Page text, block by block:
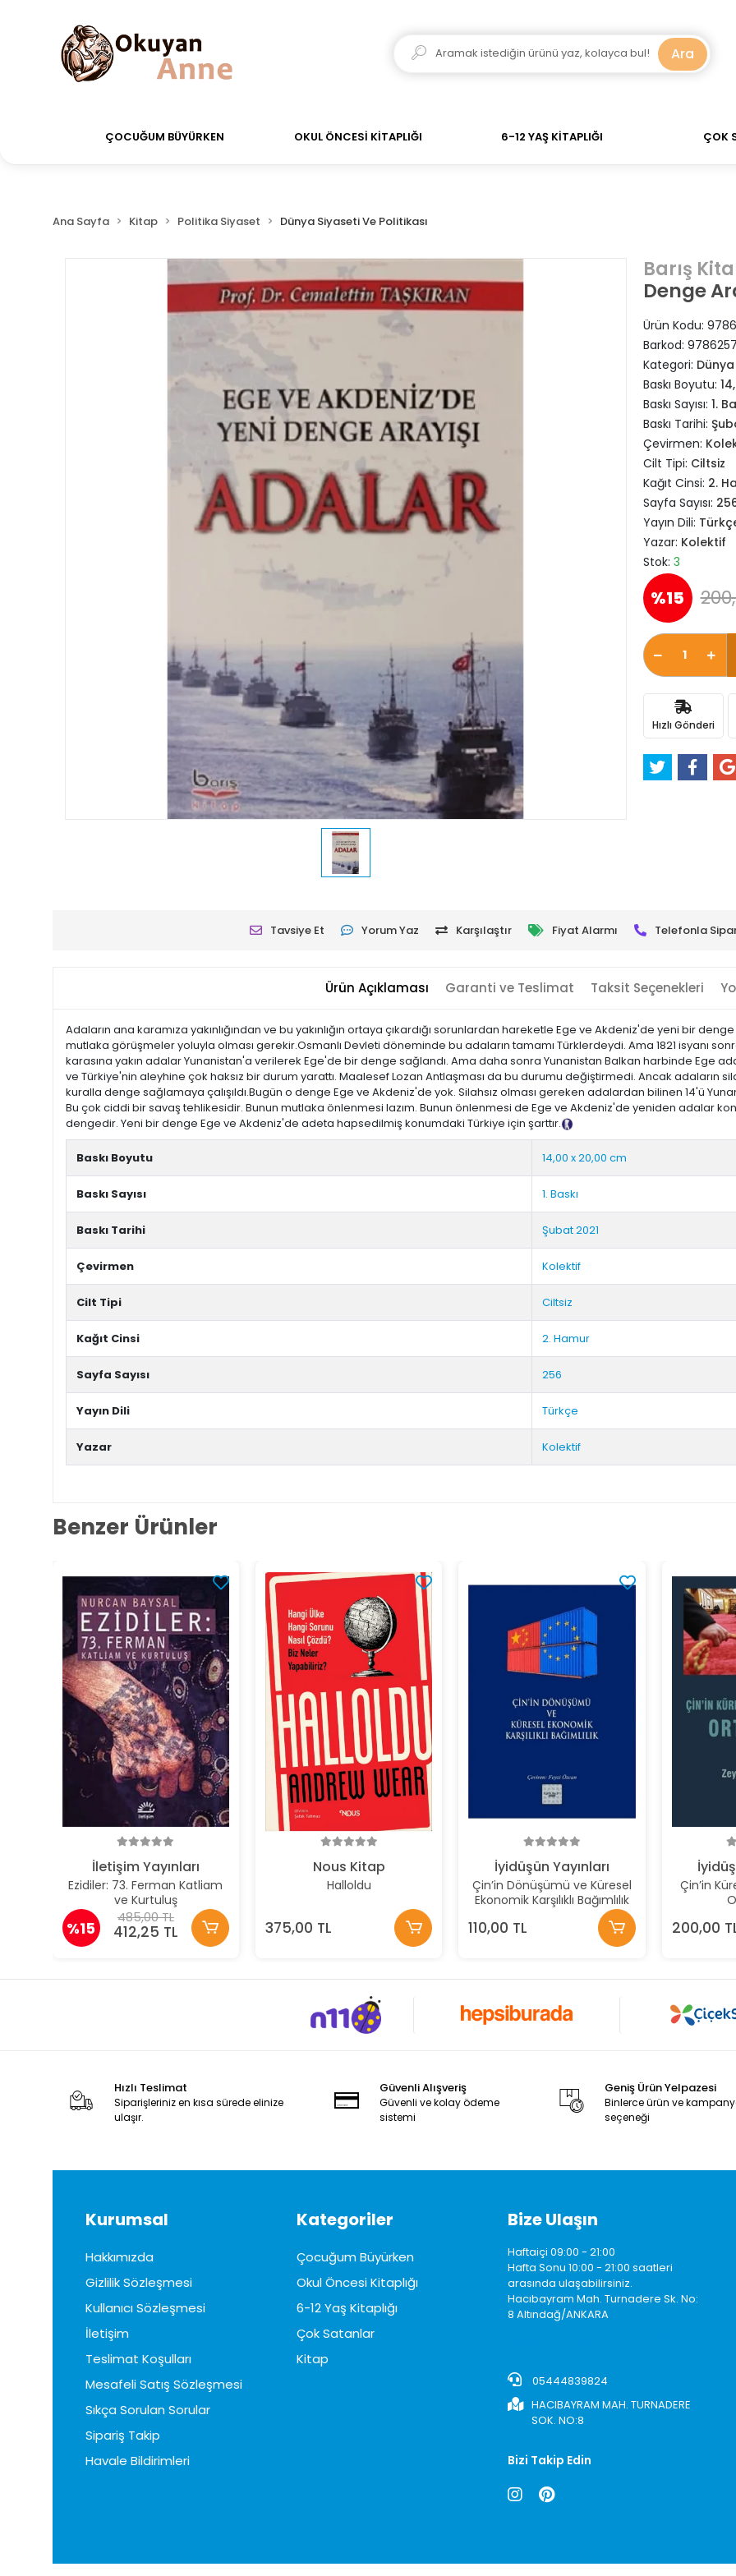
siparişler Aynı Gün Kargo! Saat 11:00'a kadar verdiğiniz siparişler Aynı Gün Kargo! 700 TL
Ara
ÇOCUĞUM BÜYÜRKEN OKUL ÖNCESİ KİTAPLIĞI 6-12 YAŞ KİTAPLIĞI ÇOK
Ana Sayfa Kitap Politika Siyaset Dünya Siyaseti Ve Politikası
Barış
Denge
Ürün Kodu:
Barkod:
Kategori:
Baskı Boyutu:
Baskı Sayısı: 1.
Baskı Tarihi:
Çevirmen:
Cilt Tipi: Ciltsiz
Kağıt Cinsi: 2.
Sayfa Sayısı:
Yayın Dili:
Yazar: Kolektif
Stok: 3
%15
Hızlı Gönderi
Tavsiye Et Yorum Yaz Karşılaştır Fiyat Alarmı Telefonla
Ürün Açıklaması Garanti ve Teslimat Taksit Seçenekleri
Adaların ana karamıza yakınlığından ve bu yakınlığın ortaya çıkardığı sorunlardan hareketle Ege ve Akdeniz'de yeni bir
mutlaka görüşmeler yoluyla olması gerekir.Osmanlı Devleti döneminde bu adaların tamamı Türklerdeydi. Ama 1821 isyanı
karasına yakın adalar Yunanistan'a verilerek Ege'de bir denge sağlandı. Ama daha sonra Yunanistan Balkan harbinde Ege
ve Türkiye'nin aleyhine çok haksız bir durum yarattı. Maalesef Lozan Antlaşması da bu durumu değiştirmedi. Ancak adaların
kuralla denge sağlamaya çalışıldı.Bugün o denge Ege ve Akdeniz'de yok. Silahsız olması gereken adalardan bilinen 14'ü
Bu çok ciddi bir savaş tehlikesidir. Bunun mutlaka önlenmesi lazım. Bunun önlenmesi de Ege ve Akdeniz'de yeniden adalar
dengedir. Yeni bir denge Ege ve Akdeniz'de adeta hapsedilmiş konumdaki Türkiye için şarttır.
Tanıtım Metni
Baskı Boyutu 14,00 x 20,00 cm
Baskı Sayısı 1. Baskı
Baskı Tarihi Şubat 2021
Çevirmen Kolektif
Cilt Tipi Ciltsiz
Kağıt Cinsi 2. Hamur
Sayfa Sayısı 256
Yayın Dili Türkçe
Yazar Kolektif
Benzer Ürünler
İletişim Yayınları
Ezidiler: 73. Ferman Katliam
ve Kurtuluş
%15
485,00 TL
412,25 TL
Nous Kitap
Halloldu
375,00 TL
İyidüşün Yayınları
Çin’in Dönüşümü ve Küresel
Ekonomik Karşılıklı Bağımlılık
110,00 TL
Çin’in
200,00
Hızlı Teslimat
Siparişleriniz en kısa sürede elinize
ulaşır.
Güvenli Alışveriş
Güvenli ve kolay ödeme
sistemi
Geniş Ürün Yelpazesi
Binlerce ürün ve
seçeneği
Kurumsal
Hakkımızda
Gizlilik Sözleşmesi
Kullanıcı Sözleşmesi
İletişim
Teslimat Koşulları
Mesafeli Satış Sözleşmesi
Sıkça Sorulan Sorular
Sipariş Takip
Havale Bildirimleri
Kategoriler
Çocuğum Büyürken
Okul Öncesi Kitaplığı
6-12 Yaş Kitaplığı
Çok Satanlar
Kitap
Bize Ulaşın
Haftaiçi 09:00 - 21:00
Hafta Sonu 10:00 - 21:00 saatleri
arasında ulaşabilirsiniz.
Hacıbayram Mah. Turnadere Sk. No:
8 Altındağ/ANKARA
05444839824
HACIBAYRAM MAH. TURNADERE
SOK. NO:8
Bizi Takip Edin